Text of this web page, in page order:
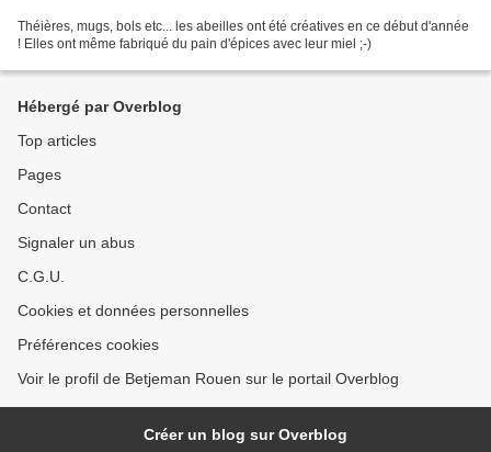
Théières, mugs, bols etc... les abeilles ont été créatives en ce début d'année
! Elles ont même fabriqué du pain d'épices avec leur miel ;-)
Hébergé par Overblog
Top articles
Pages
Contact
Signaler un abus
C.G.U.
Cookies et données personnelles
Préférences cookies
Voir le profil de Betjeman Rouen sur le portail Overblog
Créer un blog sur Overblog